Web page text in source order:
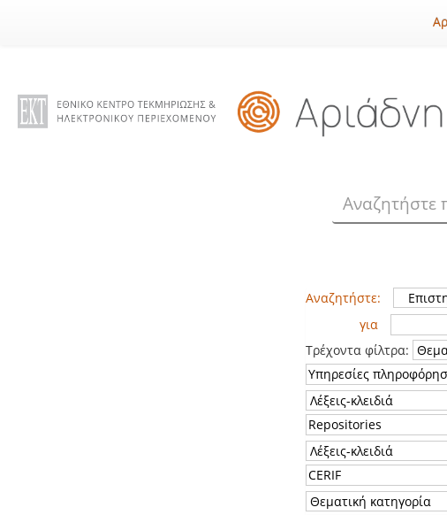
Αναζητήστε:
για
Τρέχοντα φίλτρα: